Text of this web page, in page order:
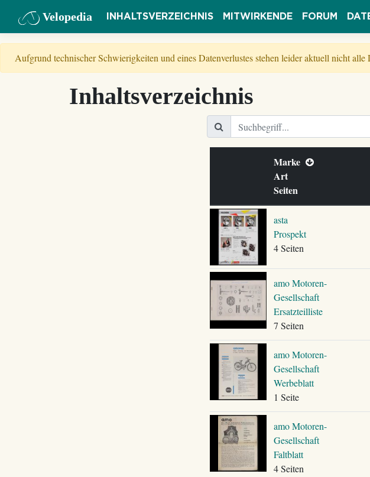
Velopedia INHALTSVERZEICHNIS MITWIRKENDE FORUM
Aufgrund technischer Schwierigkeiten und eines Datenverlustes stehen leider aktuell nicht
Inhaltsverzeichnis
Marke
Art
Seiten
asta
Prospekt
4 Seiten
amo Motoren-
Gesellschaft
Ersatzteilliste
7 Seiten
amo Motoren-
Gesellschaft
Werbeblatt
1 Seite
amo Motoren-
Gesellschaft
Faltblatt
4 Seiten